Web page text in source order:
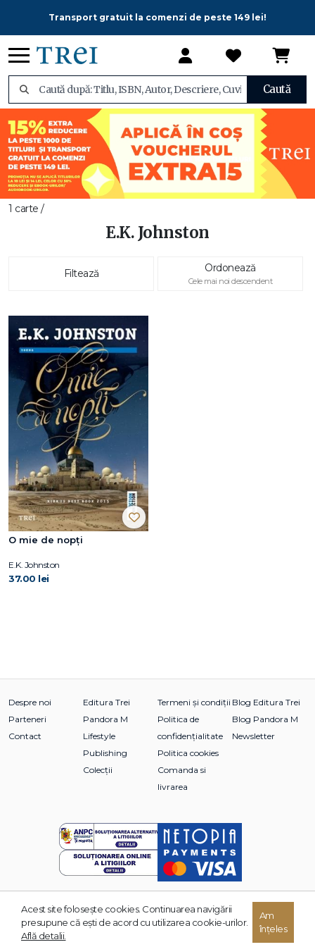
Transport gratuit la comenzi de peste 149 lei!
Caută
1 carte /
E.K. Johnston
Filtează Ordonează
Cele mai noi descendent
O mie de nopţi
E.K. Johnston
37.00 lei
Despre noi
Parteneri
Contact
Editura Trei
Pandora M
Lifestyle
Publishing
Colecții
Termeni și condiții
Politica de
confidențialitate
Politica cookies
Comanda si
livrarea
Blog Editura Trei
Blog Pandora M
Newsletter
© 2026 Grupul Editorial TREI. Toate drepturile rezervate.
Acest site foloseşte cookies. Continuarea navigării
presupune că eşti de acord cu utilizarea cookie-urilor.
Află detalii.
Am
înțeles